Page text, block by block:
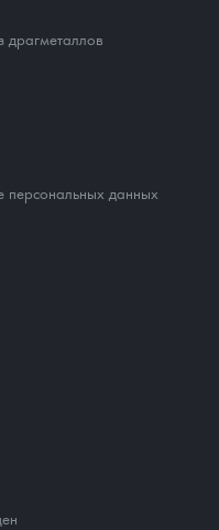
драгметаллов
персональных данных